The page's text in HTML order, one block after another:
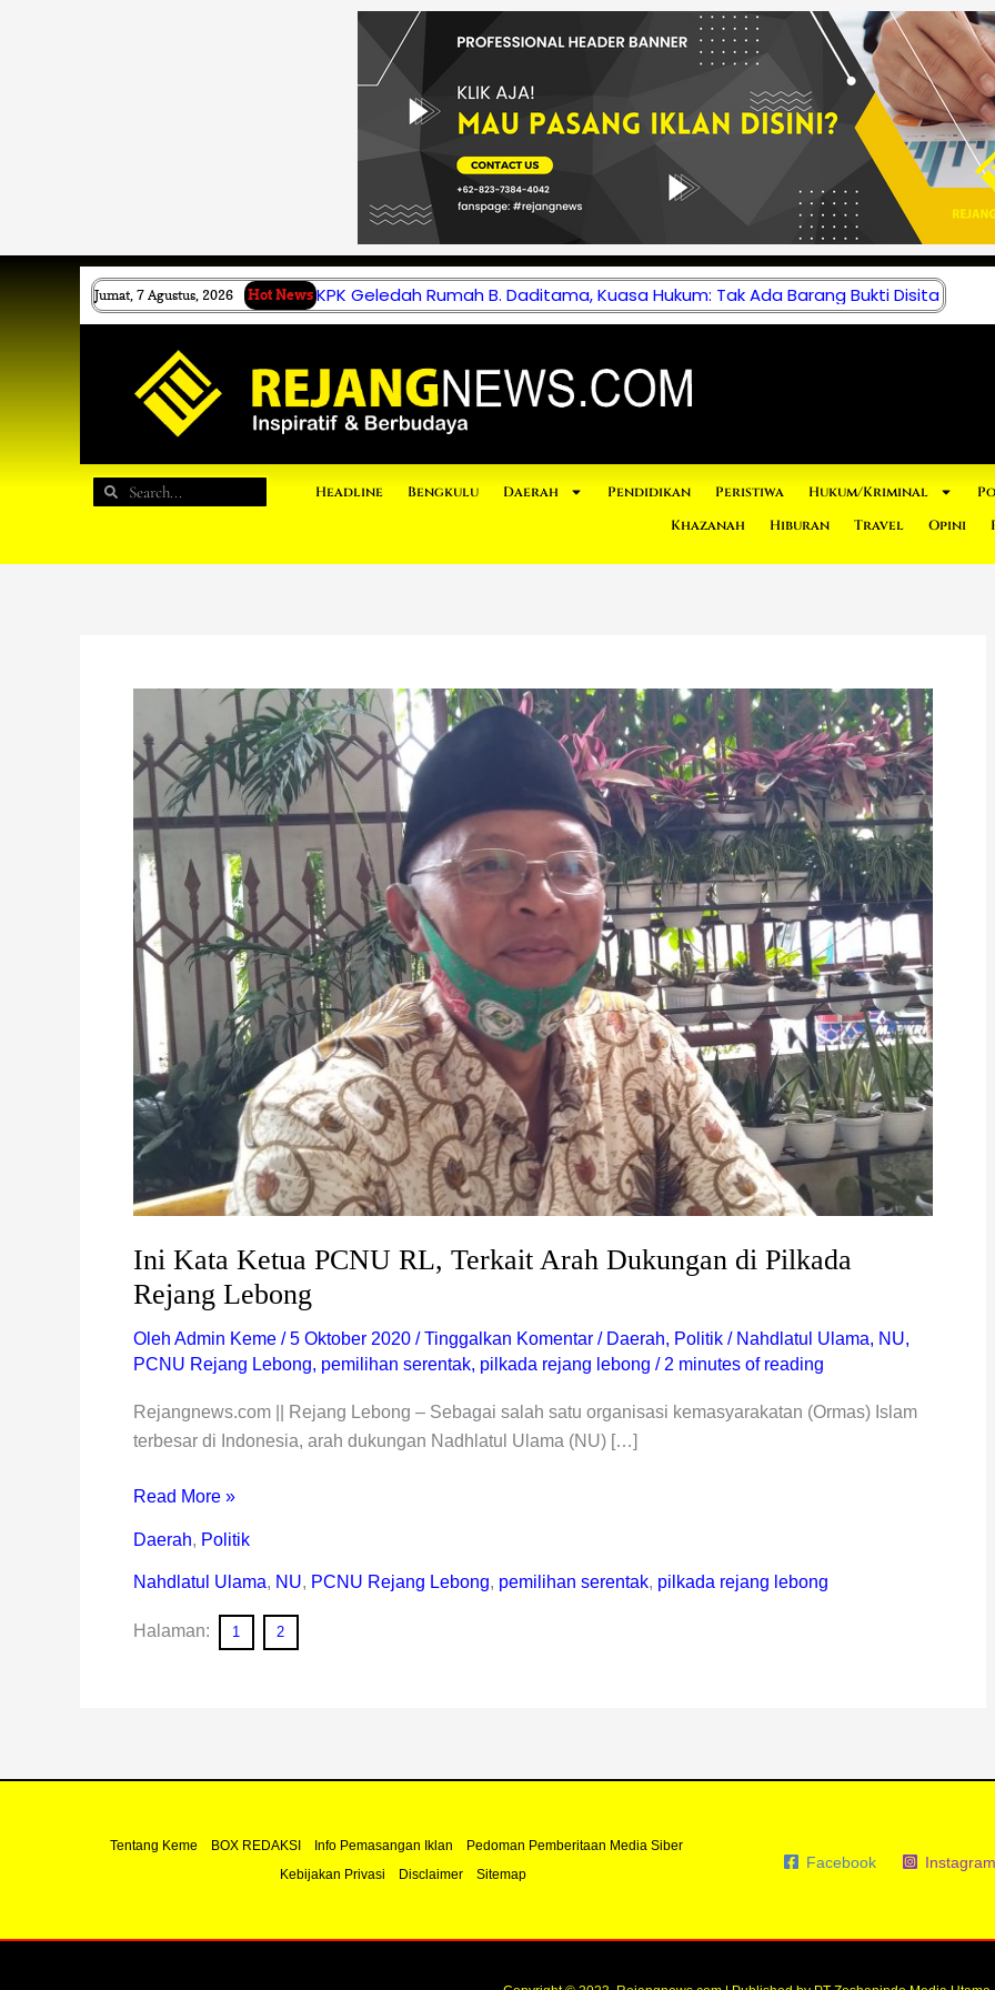
Jumat, 7 Agustus, 2026 Hot News KPK Geledah Rumah B. Daditama, Kuasa Hukum: Tak Ada Barang Bukti Disita
Search
Search Headline Bengkulu Daerah Pendidikan Peristiwa Hukum/Kriminal
Khazanah
Hiburan Travel Opini
Ini Kata Ketua PCNU RL, Terkait Arah Dukungan di Pilkada
Rejang Lebong
Oleh Admin Keme /5 Oktober 2020 /Tinggalkan Komentar / Daerah, Politik / Nahdlatul Ulama, NU,
PCNU Rejang Lebong, pemilihan serentak, pilkada rejang lebong / 2 minutes of reading
Rejangnews.com || Rejang Lebong – Sebagai salah satu organisasi kemasyarakatan (Ormas) Islam
terbesar di Indonesia, arah dukungan Nadhlatul Ulama (NU) […]
Kata
Ketua
PCNU
RL,
Terkait
Arah
Dukungan
di
Pilkada
Rejang
Lebong
Read More »
Daerah, Politik
Nahdlatul Ulama, NU, PCNU Rejang Lebong, pemilihan serentak, pilkada rejang lebong
Halaman: 1 2
Tentang Keme BOX REDAKSI Info Pemasangan Iklan
Pedoman Pemberitaan Media Siber
Kebijakan Privasi
Disclaimer Sitemap
Facebook Instagram